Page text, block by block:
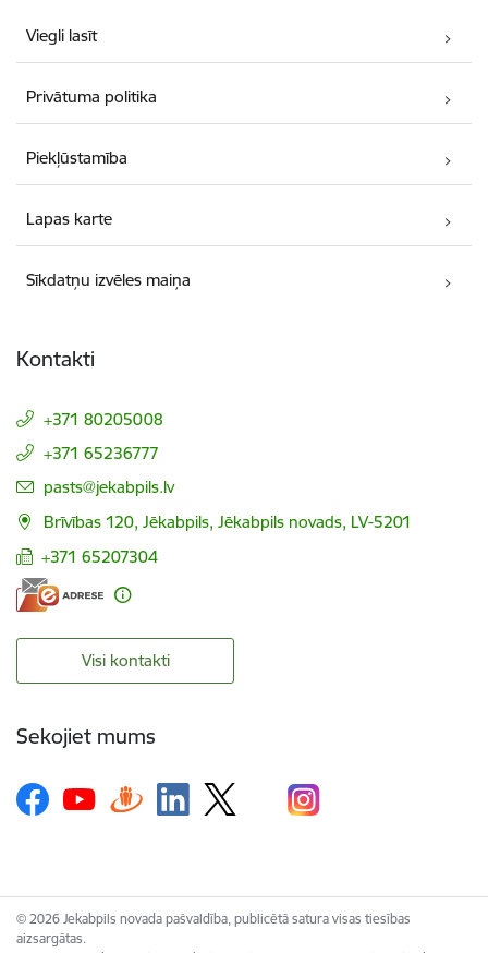
Viegli lasīt
Privātuma politika
Piekļūstamība
Lapas karte
Sīkdatņu izvēles maiņa
Kontakti
+371 80205008
+371 65236777
E-pasts:
pasts@jekabpils.lv
Brīvības 120, Jēkabpils, Jēkabpils novads, LV-5201
+371 65207304
Visi kontakti
Sekojiet mums
© 2026 Jekabpils novada pašvaldība, publicētā satura visas tiesības
aizsargātas.